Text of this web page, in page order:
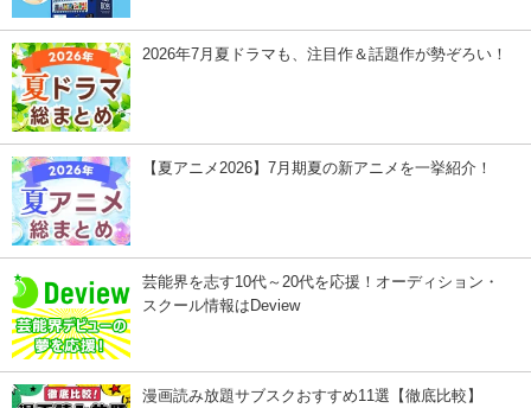
2026年7月夏ドラマも、注目作＆話題作が勢ぞろい！
【夏アニメ2026】7月期夏の新アニメを一挙紹介！
芸能界を志す10代～20代を応援！オーディション・
スクール情報はDeview
漫画読み放題サブスクおすすめ11選【徹底比較】